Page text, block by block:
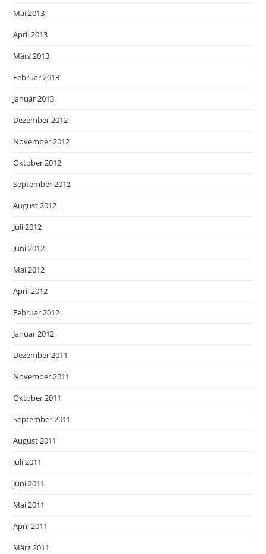
Mai 2013
April 2013
März 2013
Februar 2013
Januar 2013
Dezember 2012
November 2012
Oktober 2012
September 2012
August 2012
Juli 2012
Juni 2012
Mai 2012
April 2012
Februar 2012
Januar 2012
Dezember 2011
November 2011
Oktober 2011
September 2011
August 2011
Juli 2011
Juni 2011
Mai 2011
April 2011
März 2011